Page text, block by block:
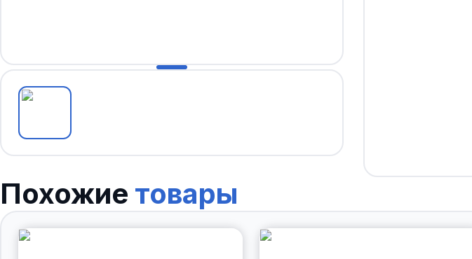
Похожие товары